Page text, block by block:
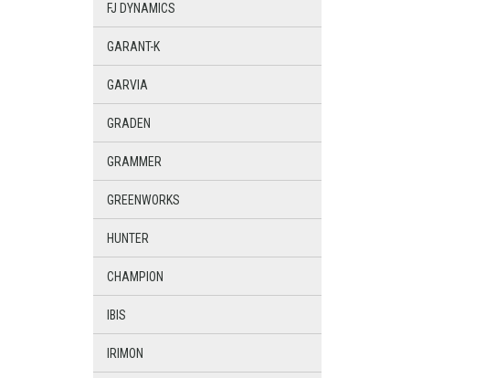
FJ DYNAMICS
GARANT-K
GARVIA
GRADEN
GRAMMER
GREENWORKS
HUNTER
CHAMPION
IBIS
IRIMON